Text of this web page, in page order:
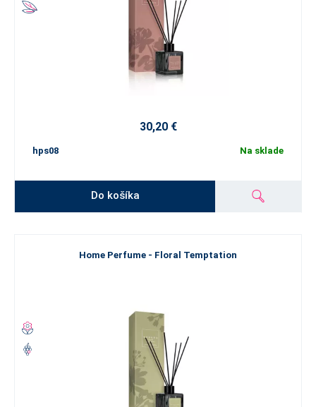
30,20 €
hps08 Na sklade
Do košíka
Home Perfume - Floral Temptation